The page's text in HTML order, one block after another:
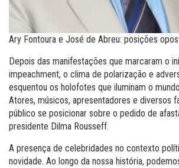
Ary Fontoura e José de Abreu: posições
Depois das manifestações que marcaram o
impeachment, o clima de polarização e
esquentou os holofotes que iluminam o
Atores, músicos, apresentadores e diversos
público se posicionar sobre o pedido de
presidente Dilma Rousseff.
A presença de celebridades no contexto
novidade. Ao longo da nossa história,